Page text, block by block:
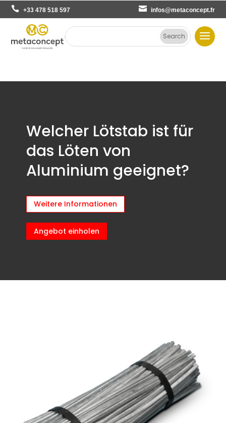
+33 478 518 597 infos@metaconcept.fr
Welcher Lötstab ist für
das Löten von
Aluminium geeignet?
Weitere Informationen
Angebot einholen